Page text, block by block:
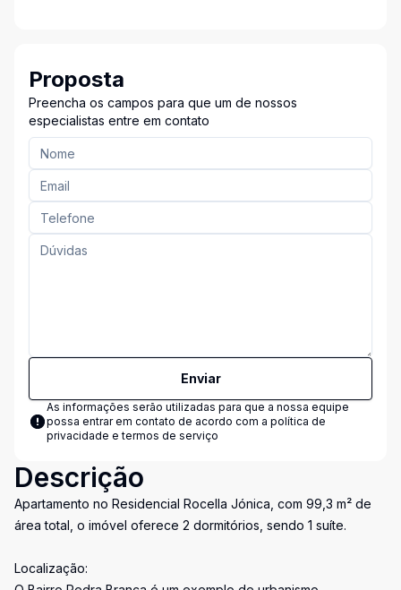
Proposta
Preencha os campos para que um de nossos
especialistas entre em contato
Enviar
As informações serão utilizadas para que a nossa equipe
possa entrar em contato de acordo com a política de
privacidade e termos de serviço
Descrição
Apartamento no Residencial Rocella Jónica, com 99,3 m² de
área total, o imóvel oferece 2 dormitórios, sendo 1 suíte.
Localização: